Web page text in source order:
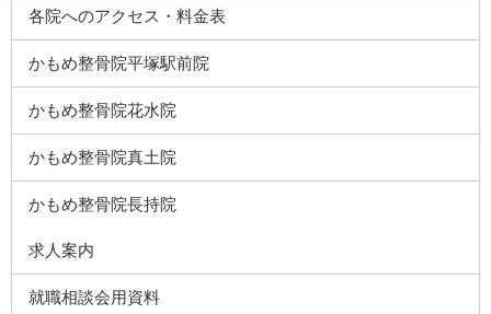
各院へのアクセス・料金表
かもめ整骨院平塚駅前院
かもめ整骨院花水院
かもめ整骨院真土院
かもめ整骨院長持院
求人案内
就職相談会用資料